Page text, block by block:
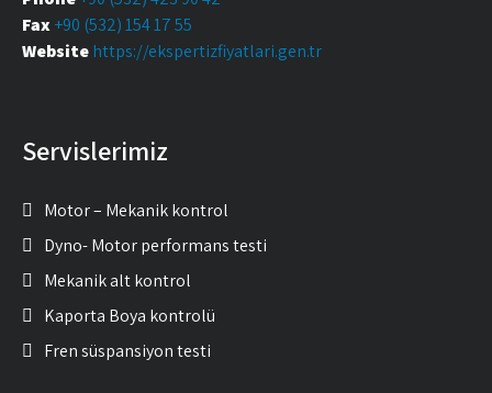
Fax+90 (532) 154 17 55
Websitehttps://ekspertizfiyatlari.gen.tr
Servislerimiz
Motor – Mekanik kontrol
Dyno- Motor performans testi
Mekanik alt kontrol
Kaporta Boya kontrolü
Fren süspansiyon testi